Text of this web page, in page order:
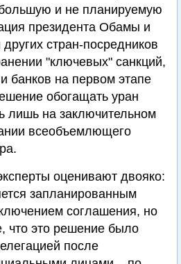
и не планируемую
президента Обамы и
стран-посредников
"ключевых" санкций,
банков на первом этапе
обогащать уран
лишь на заключительном
всеобъемлющего
оценивают двояко:
запланированным
соглашения, но
что это решение было
после